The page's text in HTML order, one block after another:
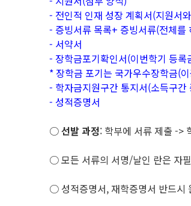
- 전인적 인재 성장 계획서(지원서
- 증빙서류 목록+ 증빙서류(전체를
- 서약서
- 장학금포기확인서(이번학기 등
* 장학금 포기는 국가우수장학금(
- 학자금지원구간 통지서(소득구
- 성적증명서
○선발 과정: 학부에 서류 제출 ->
○ 모든 서류의 서명/날인 란은 자
○ 성적증명서, 재학증명서 반드시